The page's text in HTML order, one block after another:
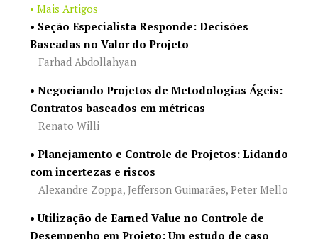
• Mais Artigos
• Seção Especialista Responde: Decisões
Baseadas no Valor do Projeto
Farhad Abdollahyan
• Negociando Projetos de Metodologias Ágeis:
Contratos baseados em métricas
Renato Willi
• Planejamento e Controle de Projetos: Lidando
com incertezas e riscos
Alexandre Zoppa, Jefferson Guimarães, Peter Mello
• Utilização de Earned Value no Controle de
Desempenho em Projeto: Um estudo de caso